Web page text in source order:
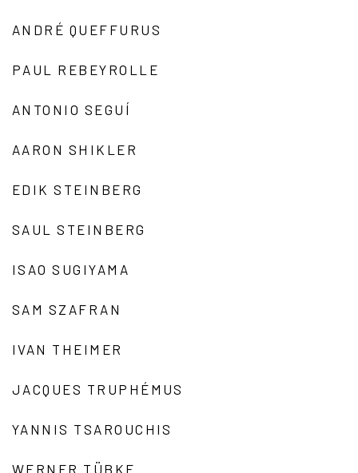
ANDRÉ QUEFFURUS
PAUL REBEYROLLE
ANTONIO SEGUÍ
AARON SHIKLER
EDIK STEINBERG
SAUL STEINBERG
ISAO SUGIYAMA
SAM SZAFRAN
IVAN THEIMER
JACQUES TRUPHÉMUS
YANNIS TSAROUCHIS
WERNER TÜBKE